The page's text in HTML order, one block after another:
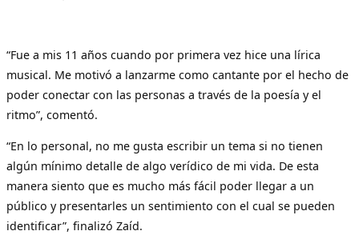
“Fue a mis 11 años cuando por primera vez hice una lírica
musical. Me motivó a lanzarme como cantante por el hecho de
poder conectar con las personas a través de la poesía y el
ritmo”, comentó.
“En lo personal, no me gusta escribir un tema si no tienen
algún mínimo detalle de algo verídico de mi vida. De esta
manera siento que es mucho más fácil poder llegar a un
público y presentarles un sentimiento con el cual se pueden
identificar”, finalizó Zaíd.